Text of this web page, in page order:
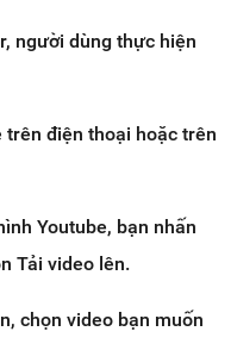
người dùng thực hiện
trên điện thoại hoặc trên
Youtube, bạn nhấn
Tải video lên.
chọn video bạn muốn